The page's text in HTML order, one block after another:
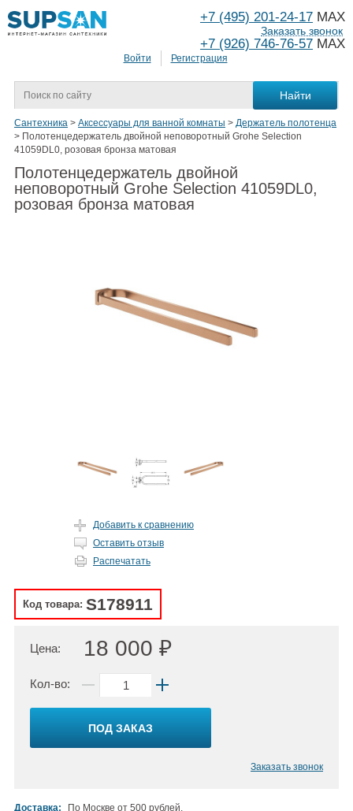
Войти Регистрация
+7 (495) 201-24-17 MAX
+7 (926) 746-76-57 MAX
Заказать звонок
Сантехника > Аксессуары для ванной комнаты > Держатель полотенца
> Полотенцедержатель двойной неповоротный Grohe Selection
41059DL0, розовая бронза матовая
Полотенцедержатель двойной
неповоротный Grohe Selection 41059DL0,
розовая бронза матовая
Добавить к сравнению
Оставить отзыв
Распечатать
Код товара: S178911
Цена: 18 000 ₽
Кол-во:
ПОД ЗАКАЗ
Заказать звонок
Доставка: По Москве от 500 рублей.